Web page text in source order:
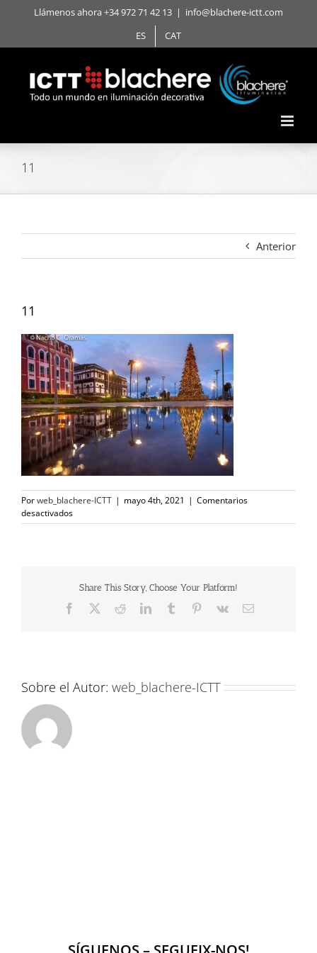
Llámenos ahora +34 972 71 42 13 | info@blachere-ictt.com
ES
CAT
11
Anterior
11
Porweb_blachere-ICTT | mayo 4th, 2021 | Comentarios
desactivadosen
11
Share This Story, Choose Your Platform!
Facebook RedditLinkedInTumblr Pinterest
Vk
Correo
Sobre el Autor: web_blachere-ICTT